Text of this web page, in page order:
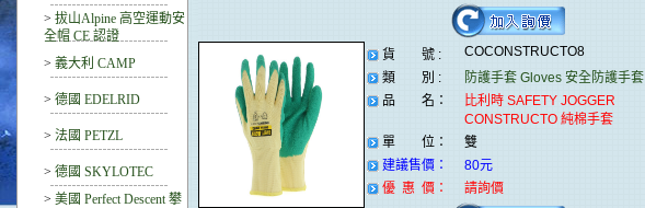
> 拔山Alpine 高空運動安
全帽 CE 認證
> 義大利 CAMP
> 德國 EDELRID
> 法國 PETZL
> 德國 SKYLOTEC
> 美國 Perfect Descent 攀
貨 號 :
COCONSTRUCTO8
類 別 :
防護手套 Gloves 安全防護手套
品 名：
比利時 SAFETY JOGGER
CONSTRUCTO 純棉手套
單 位：
雙
建議售價：
80元
優 惠 價：
請詢價